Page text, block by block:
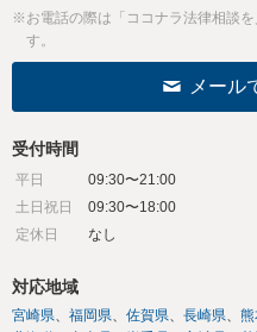
※お電話の際は「ココナラ法律相談
す。
メール
受付時間
平日
09:30〜21:00
土日祝日
09:30〜18:00
定休日
なし
対応地域
宮崎県 福岡県 佐賀県 長崎県